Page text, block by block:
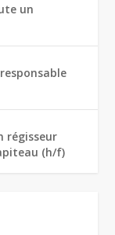
un
régisseur
(h/f)